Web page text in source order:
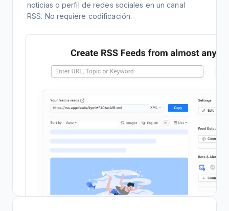
noticias o perfil de redes sociales en un canal
RSS. No requiere codificación.